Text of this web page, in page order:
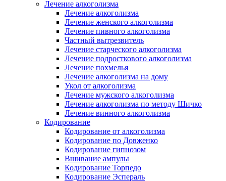
Лечение алкоголизма
Лечение алкоголизма
Лечение женского алкоголизма
Лечение пивного алкоголизма
Частный вытрезвитель
Лечение старческого алкоголизма
Лечение подросткового алкоголизма
Лечение похмелья
Лечение алкоголизма на дому
Укол от алкоголизма
Лечение мужского алкоголизма
Лечение алкоголизма по методу Шичко
Лечение винного алкоголизма
Кодирование
Кодирование от алкоголизма
Кодирование по Довженко
Кодирование гипнозом
Вшивание ампулы
Кодирование Торпедо
Кодирование Эспераль